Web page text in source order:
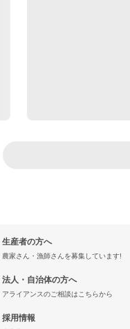
生産者の方へ
農家さん・漁師さんを募集しています!
法人・自治体の方へ
アライアンスのご相談はこちらから
採用情報